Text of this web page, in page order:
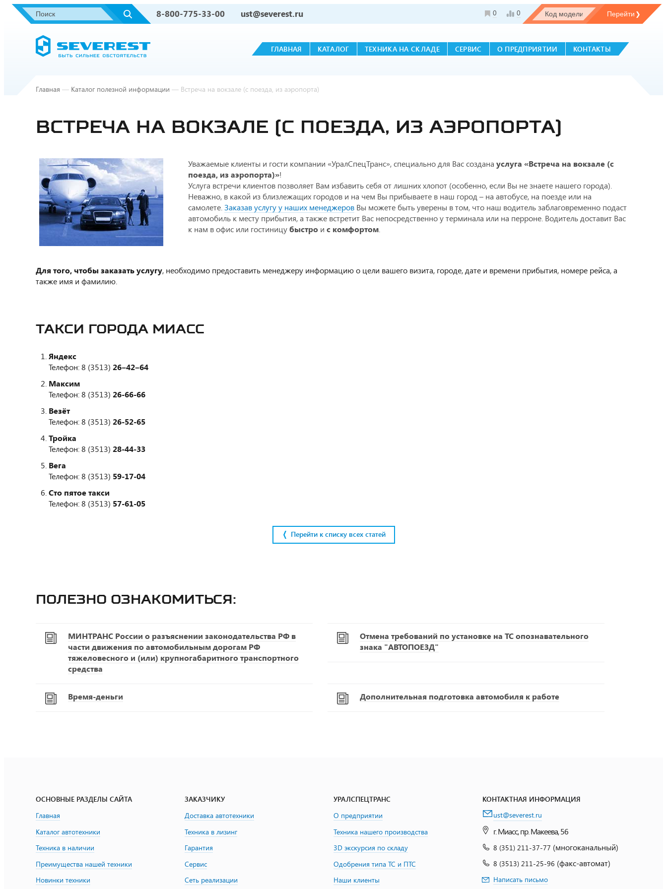
8-800-775-33-00 ust@severest.ru 0 0
ГЛАВНАЯ КАТАЛОГ ТЕХНИКА НА СКЛАДЕ СЕРВИС О ПРЕДПРИЯТИИ КОНТАКТЫ
Главная — Каталог полезной информации — Встреча на вокзале (с поезда, из аэропорта)
ВСТРЕЧА НА ВОКЗАЛЕ (С ПОЕЗДА, ИЗ АЭРОПОРТА)
Уважаемые клиенты и гости компании «УралСпецТранс», специально для Вас создана услуга «Встреча на вокзале (с
поезда, из аэропорта)»!
Услуга встречи клиентов позволяет Вам избавить себя от лишних хлопот (особенно, если Вы не знаете нашего города).
Неважно, в какой из близлежащих городов и на чем Вы прибываете в наш город – на автобусе, на поезде или на
самолете. Заказав услугу у наших менеджеров Вы можете быть уверены в том, что наш водитель заблаговременно подаст
автомобиль к месту прибытия, а также встретит Вас непосредственно у терминала или на перроне. Водитель доставит Вас
к нам в офис или гостиницубыстро и с комфортом
Для того, чтобы заказать услугу, необходимо предоставить менеджеру информацию о цели вашего визита, городе, дате и времени прибытия, номере рейса, а
также имя и фамилию.
ТАКСИ ГОРОДА МИАСС
Яндекс
Телефон: 8 (3513) 26‒42‒64
Максим
Телефон: 8 (3513) 26-66-66
Везёт
Телефон: 8 (3513) 26-52-65
Тройка
Телефон: 8 (3513) 28-44-33
Вега
Телефон: 8 (3513) 59-17-04
Сто пятое такси
Телефон: 8 (3513) 57-61-05
Перейти к списку всех статей
Полезно ознакомиться:
МИНТРАНС России о разъяснении законодательства РФ в
части движения по автомобильным дорогам РФ
тяжеловесного и (или) крупногабаритного транспортного
средства
Отмена требований по установке на ТС опознавательного
знака "АВТОПОЕЗД"
Время-деньги Дополнительная подготовка автомобиля к работе
ОСНОВНЫЕ РАЗДЕЛЫ САЙТА
Главная
Каталог автотехники
Техника в наличии
Преимущества нашей техники
Новинки техники
ЗАКАЗЧИКУ
Доставка автотехники
Техника в лизинг
Гарантия
Сервис
Сеть реализации
УРАЛСПЕЦТРАНС
О предприятии
Техника нашего производства
3D экскурсия по складу
Одобрения типа ТС и ПТС
Наши клиенты
КОНТАКТНАЯ ИНФОРМАЦИЯ
ust@severest.ru
г. Миасс, пр. Макеева, 56
8 (351) 211-37-77 (многоканальный)
8 (3513) 211-25-96 (факс-автомат)
Написать письмо